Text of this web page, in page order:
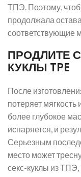
ТПЭ. Поэтому,
продолжала
соответствующие
ПРОДЛИТЕ
КУКЛЫ TPE
После
потеряет
более глубокое
испаряется, и
Серьезным
место может
секс-куклы из